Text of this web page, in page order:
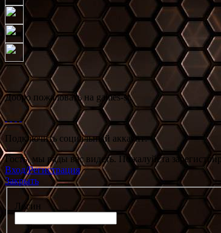
Добро пожаловать на games-st.
Подключить социальный аккаунт:
Гость, мы рады вас видеть. Пожалуйста
Вход/Регистрация
Закрыть
Логин